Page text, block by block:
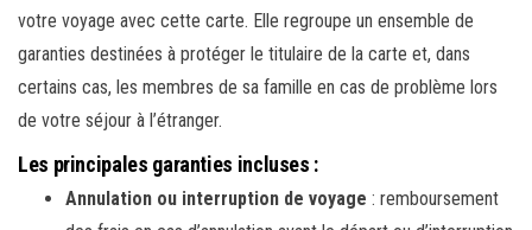
votre voyage avec cette carte. Elle regroupe un ensemble de
garanties destinées à protéger le titulaire de la carte et, dans
certains cas, les membres de sa famille en cas de problème lors
de votre séjour à l’étranger.
Les principales garanties incluses :
Annulation ou interruption de voyage : remboursement